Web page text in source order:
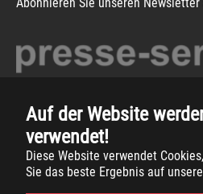
Auf der Website
verwendet!
Diese Website verwendet
Sie das beste Ergebnis auf
Copyright 2026 -Gemeinde Südlohn